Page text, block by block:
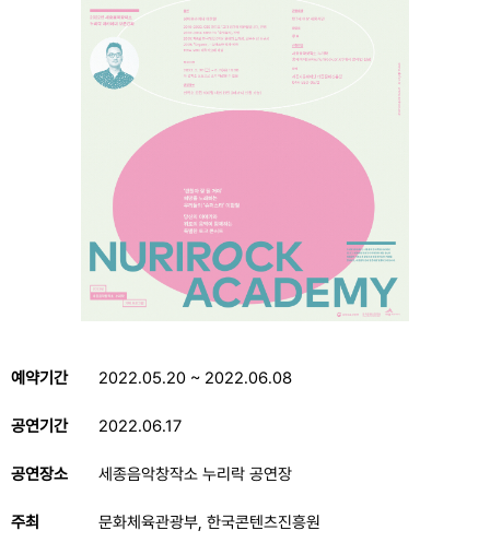
예약기간 2022.05.20 ~ 2022.06.08
공연기간 2022.06.17
공연장소 세종음악창작소 누리락 공연장
주최 문화체육관광부, 한국콘텐츠진흥원